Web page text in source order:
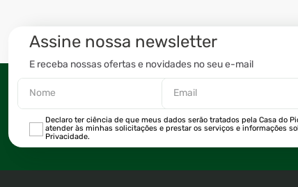
Assine nossa newsletter
E receba nossas ofertas e novidades no seu e-mail
Declaro ter ciência de que meus dados serão tratados pela Casa do
atender às minhas solicitações e prestar os serviços e informações
Privacidade.